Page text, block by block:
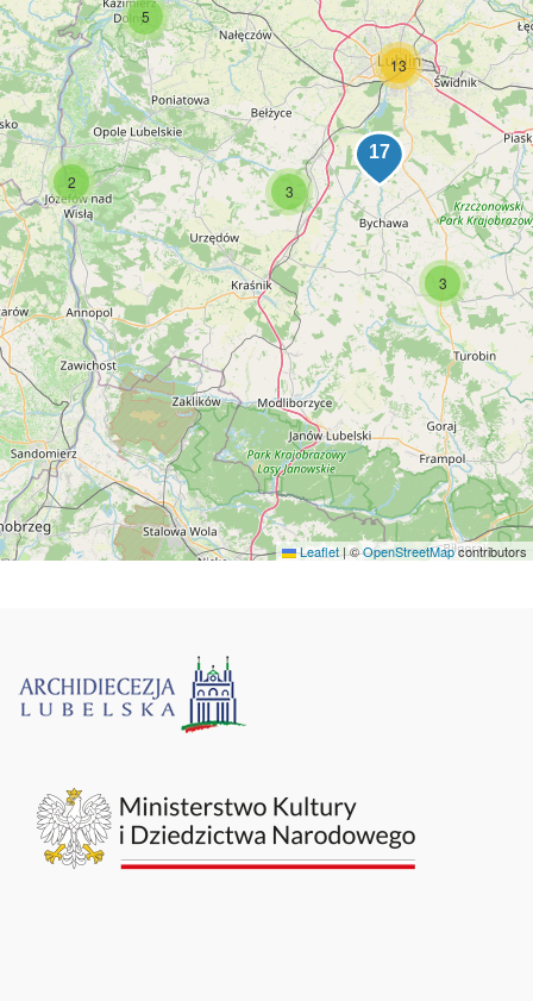
3
5
2 3
13
Leaflet|©OpenStreetMapcontributors